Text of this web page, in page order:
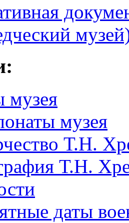
музея
музея
Т.Н.
Т.Н.
даты